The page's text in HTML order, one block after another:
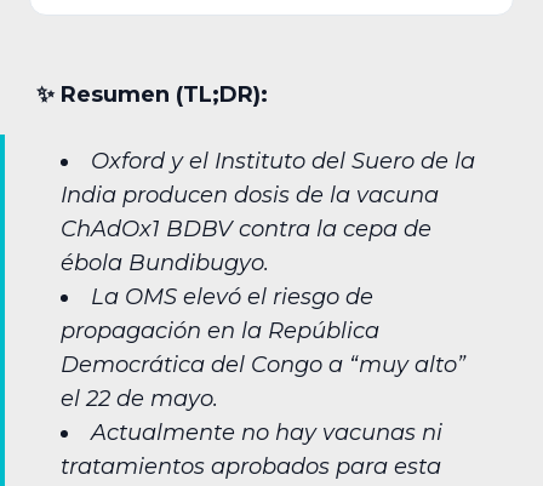
✨︎ Resumen (TL;DR):
Oxford y el Instituto del Suero de la
India producen dosis de la vacuna
ChAdOx1 BDBV contra la cepa de
ébola Bundibugyo.
La OMS elevó el riesgo de
propagación en la República
Democrática del Congo a “muy alto”
el 22 de mayo.
Actualmente no hay vacunas ni
tratamientos aprobados para esta